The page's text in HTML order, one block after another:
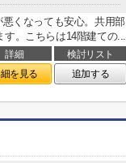
くなっても安心。共用部
。こちらは14階建ての...
詳細
検討リスト
を見る 追加する